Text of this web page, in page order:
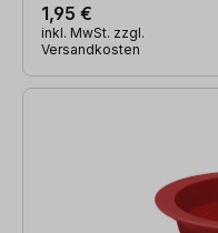
1,95 €
inkl. MwSt. zzgl.
Versandkosten